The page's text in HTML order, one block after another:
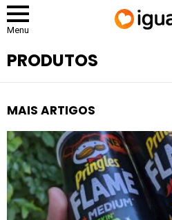
Menu
PRODUTOS
MAIS ARTIGOS